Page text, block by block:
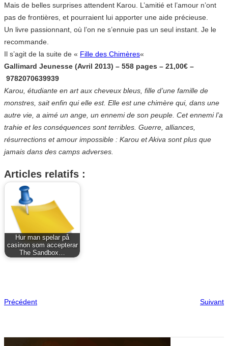
Mais de belles surprises attendent Karou. L’amitié et l’amour n’ont
pas de frontières, et pourraient lui apporter une aide précieuse.
Un livre passionnant, où l’on ne s’ennuie pas un seul instant. Je le
recommande.
Il s’agit de la suite de « Fille des Chimères«
Gallimard Jeunesse (Avril 2013) – 558 pages – 21,00€ –
9782070639939
Karou, étudiante en art aux cheveux bleus, fille d’une famille de
monstres, sait enfin qui elle est. Elle est une chimère qui, dans une
autre vie, a aimé un ange, un ennemi de son peuple. Cet ennemi l’a
trahie et les conséquences sont terribles. Guerre, alliances,
résurrections et amour impossible : Karou et Akiva sont plus que
jamais dans des camps adverses.
Articles relatifs :
Hur man spelar på
casinon som accepterar
The Sandbox…
Précédent Suivant